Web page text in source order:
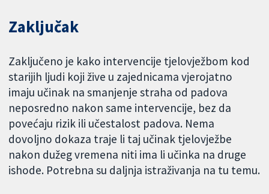
Zaključak
Zaključeno je kako intervencije tjelovježbom kod
starijih ljudi koji žive u zajednicama vjerojatno
imaju učinak na smanjenje straha od padova
neposredno nakon same intervencije, bez da
povećaju rizik ili učestalost padova. Nema
dovoljno dokaza traje li taj učinak tjelovježbe
nakon dužeg vremena niti ima li učinka na druge
ishode. Potrebna su daljnja istraživanja na tu temu.